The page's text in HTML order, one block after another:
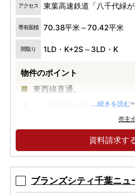
アクセス 東葉高速鉄道「八千代緑
専有面積 70.38平米～70.42平米
間取り 1LD・K+2S～3LD・K
物件のポイント
東西線直通。
「八千代緑が丘」駅徒歩4分
建物完成。建物内モデルル
...続きを読む
売主:
資料請求す
ブランズシティ千葉ニュ